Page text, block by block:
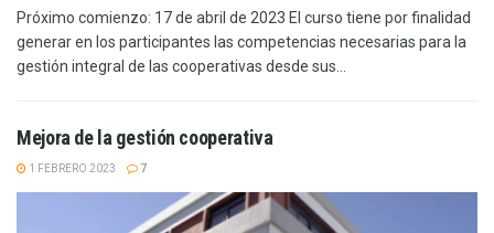
Próximo comienzo: 17 de abril de 2023 El curso tiene por finalidad
generar en los participantes las competencias necesarias para la
gestión integral de las cooperativas desde sus...
Mejora de la gestión cooperativa
1 FEBRERO 2023 7